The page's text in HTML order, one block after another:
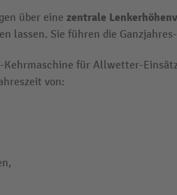
über eine zentrale
lassen. Sie führen die
Kehrmaschine für Allwetter-
von: